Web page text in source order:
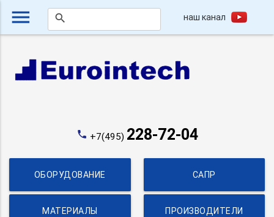
menu search наш канал
phone +7(495) 228-72-04
ОБОРУДОВАНИЕ САПР
МАТЕРИАЛЫ ПРОИЗВОДИТЕЛИ